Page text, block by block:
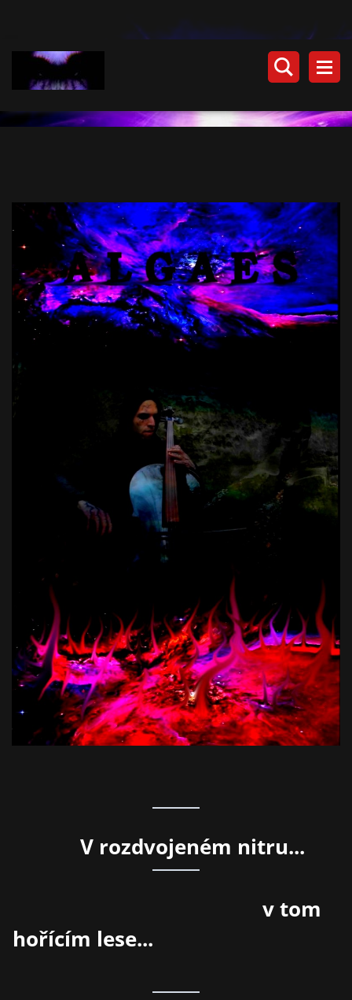
V rozdvojeném nitru...
v tom
hořícím lese...